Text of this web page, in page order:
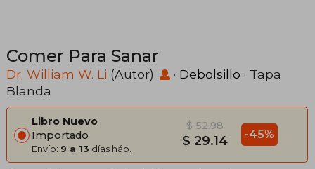
Comer Para Sanar
Dr. William W. Li (Autor) · Debolsillo · Tapa
Blanda
Libro Nuevo
Importado
Envío: 9 a 13 días háb.
$ 52.98
$ 29.14 -45%